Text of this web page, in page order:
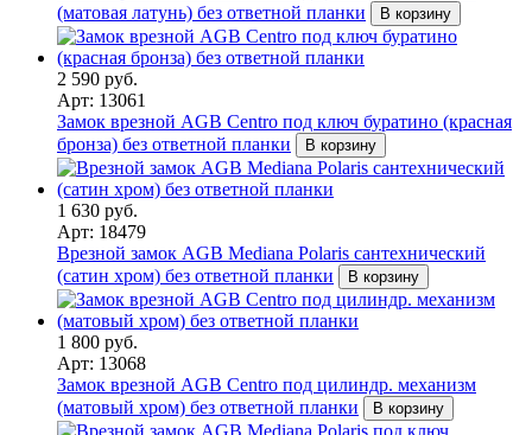
(матовая латунь) без ответной планки
В корзину
2 590 руб.
Арт: 13061
Замок врезной AGB Centro под ключ буратино (красная
бронза) без ответной планки
В корзину
1 630 руб.
Арт: 18479
Врезной замок AGB Mediana Polaris сантехнический
(сатин хром) без ответной планки
В корзину
1 800 руб.
Арт: 13068
Замок врезной AGB Centro под цилиндр. механизм
(матовый хром) без ответной планки
В корзину